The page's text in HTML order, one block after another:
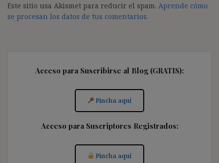
Este sitio usa Akismet para reducir el spam. Aprende cómo
se procesan los datos de tus comentarios.
Acceso para Suscribirse al Blog (GRATIS):
Pincha aquí
Acceso para Suscriptores Registrados:
Pincha aquí